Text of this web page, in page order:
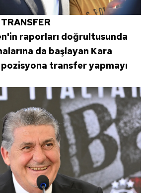
raporları doğrultusunda
da başlayan Kara
transfer yapmayı